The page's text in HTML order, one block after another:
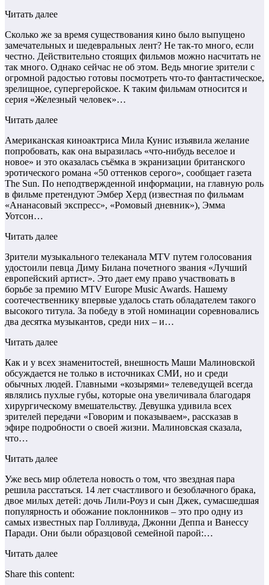
Читать далее
Сколько же за время существования кино было выпущено
замечательных и шедевральных лент? Не так-то много, если
честно. Действительно стоящих фильмов можно насчитать не
так много. Однако сейчас не об этом. Ведь многие зрители с
огромной радостью готовы посмотреть что-то фантастическое,
зрелищное, супергеройское. К таким фильмам относится и
серия «Железный человек»…
Читать далее
Американская киноактриса Мила Кунис изъявила желание
попробовать, как она выразилась «что-нибудь веселое и
новое» и это оказалась съёмка в экранизации британского
эротического романа «50 оттенков серого», сообщает газета
The Sun. По неподтвержденной информации, на главную роль
в фильме претендуют Эмбер Херд (известная по фильмам
«Ананасовый экспресс», «Ромовый дневник»), Эмма
Уотсон…
Читать далее
Зрители музыкального телеканала MTV путем голосования
удостоили певца Диму Билана почетного звания «Лучший
европейский артист». Это дает ему право участвовать в
борьбе за премию MTV Europe Music Awards. Нашему
соотечественнику впервые удалось стать обладателем такого
высокого титула. За победу в этой номинации соревновались
два десятка музыкантов, среди них – и…
Читать далее
Как и у всех знаменитостей, внешность Маши Малиновской
обсуждается не только в источниках СМИ, но и среди
обычных людей. Главными «козырями» телеведущей всегда
являлись пухлые губы, которые она увеличивала благодаря
хирургическому вмешательству. Девушка удивила всех
зрителей передачи «Говорим и показываем», рассказав в
эфире подробности о своей жизни. Малиновская сказала,
что…
Читать далее
Уже весь мир облетела новость о том, что звездная пара
решила расстаться. 14 лет счастливого и безоблачного брака,
двое милых детей: дочь Лили-Роуз и сын Джек, сумасшедшая
популярность и обожание поклонников – это про одну из
самых известных пар Голливуда, Джонни Деппа и Ванессу
Паради. Они были образцовой семейной парой:…
Читать далее
Share this content: